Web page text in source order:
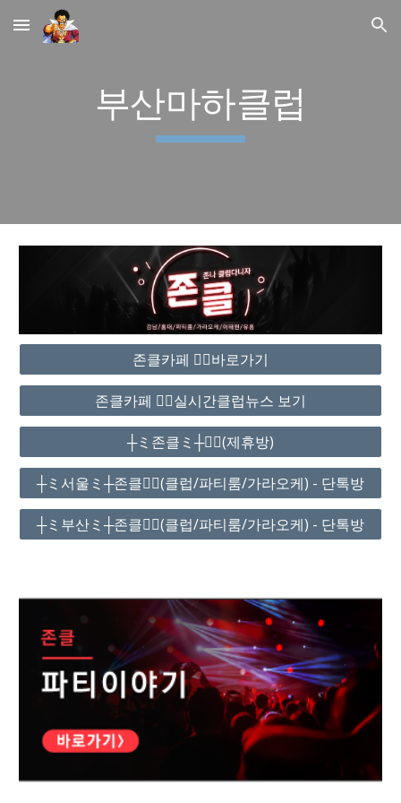
Skip to main content Skip to navigation
부산마하클럽
존클카페 ❤️‍🔥바로가기
존클카페 ❤️‍🔥실시간클럽뉴스 보기
┼ミ존클ミ┼❤️‍🔥(제휴방)
┼ミ서울ミ┼존클❤️‍🔥(클럽/파티룸/가라오케) - 단톡방
┼ミ부산ミ┼존클❤️‍🔥(클럽/파티룸/가라오케) - 단톡방